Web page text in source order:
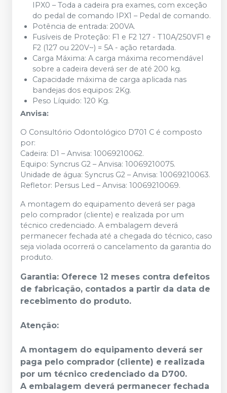
IPX0 – Toda a cadeira pra exames, com exceção
do pedal de comando IPX1 – Pedal de comando.
Potência de entrada: 200VA.
Fusíveis de Proteção: F1 e F2 127 - T10A/250VF1 e
F2 (127 ou 220V~) = 5A - ação retardada.
Carga Máxima: A carga máxima recomendável
sobre a cadeira deverá ser de até 200 kg.
Capacidade máxima de carga aplicada nas
bandejas dos equipos: 2Kg.
Peso Líquido: 120 Kg.
Anvisa:
O Consultório Odontológico D701 C é composto
por:
Cadeira: D1 – Anvisa: 10069210062.
Equipo: Syncrus G2 – Anvisa: 10069210075.
Unidade de água: Syncrus G2 – Anvisa: 10069210063.
Refletor: Persus Led – Anvisa: 10069210069.
A montagem do equipamento deverá ser paga
pelo comprador (cliente) e realizada por um
técnico credenciado. A embalagem deverá
permanecer fechada até a chegada do técnico, caso
seja violada ocorrerá o cancelamento da garantia do
produto.
Garantia: Oferece 12 meses contra defeitos
de fabricação, contados a partir da data de
recebimento do produto. ​
Atenção:
A montagem do equipamento deverá ser
paga pelo comprador (cliente) e realizada
por um técnico credenciado da D700.
A embalagem deverá permanecer fechada